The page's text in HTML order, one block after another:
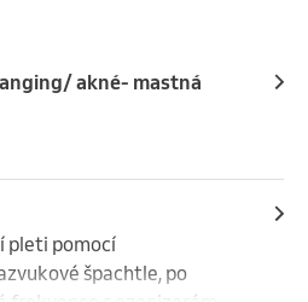
akné- mastná
pleti pomocí
špachtle, po